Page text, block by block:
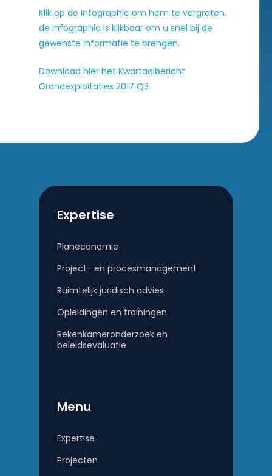
Klik op de infographic om hem te vergroten,
de infographic is klikbaar om u snel bij de
gewenste informatie te brengen.
Download hier het Kwartaalbericht
Grondexploitaties 2017 Q3
Expertise
Planeconomie
Project- en procesmanagement
Ruimtelijk juridisch advies
Opleidingen en trainingen
Rekenkameronderzoek en
beleidsevaluatie
Menu
Expertise
Projecten